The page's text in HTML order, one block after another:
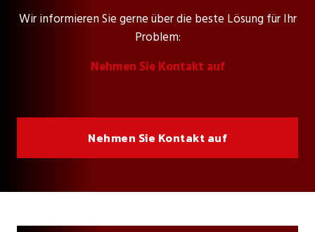
Wir informieren Sie gerne über die beste Lösung für Ihr
Problem:
Nehmen Sie Kontakt auf
Nehmen Sie Kontakt auf